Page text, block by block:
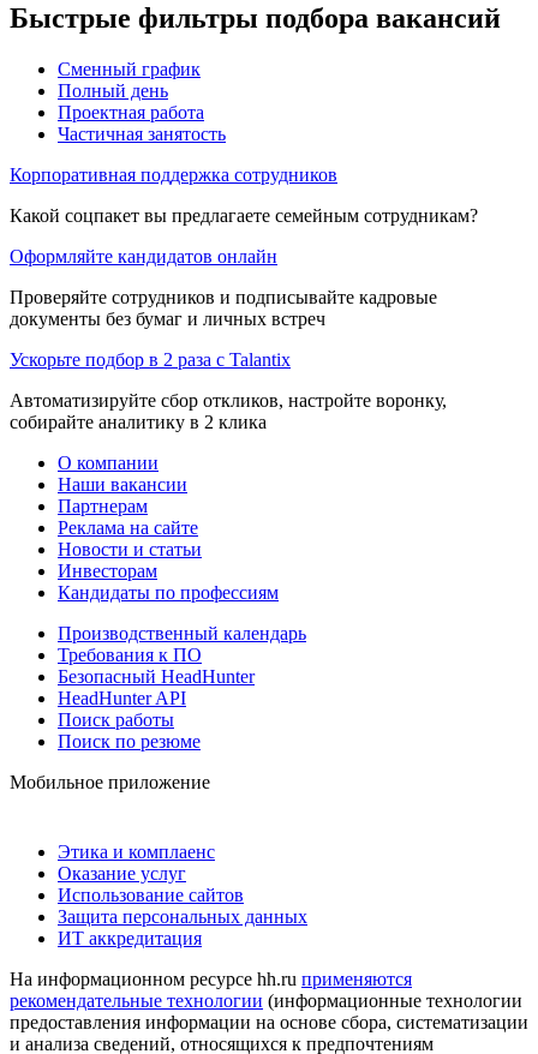
Быстрые фильтры подбора вакансий
Сменный график
Полный день
Проектная работа
Частичная занятость
Корпоративная поддержка сотрудников
Какой соцпакет вы предлагаете семейным сотрудникам?
Оформляйте кандидатов онлайн
Проверяйте сотрудников и подписывайте кадровые
документы без бумаг и личных встреч
Ускорьте подбор в 2 раза с Talantix
Автоматизируйте сбор откликов, настройте воронку,
собирайте аналитику в 2 клика
О компании
Наши вакансии
Партнерам
Реклама на сайте
Новости и статьи
Инвесторам
Кандидаты по профессиям
Производственный календарь
Требования к ПО
Безопасный HeadHunter
HeadHunter API
Поиск работы
Поиск по резюме
Мобильное приложение
Этика и комплаенс
Оказание услуг
Использование сайтов
Защита персональных данных
ИТ аккредитация
На информационном ресурсе hh.ru применяются
рекомендательные технологии (информационные технологии
предоставления информации на основе сбора, систематизации
и анализа сведений, относящихся к предпочтениям